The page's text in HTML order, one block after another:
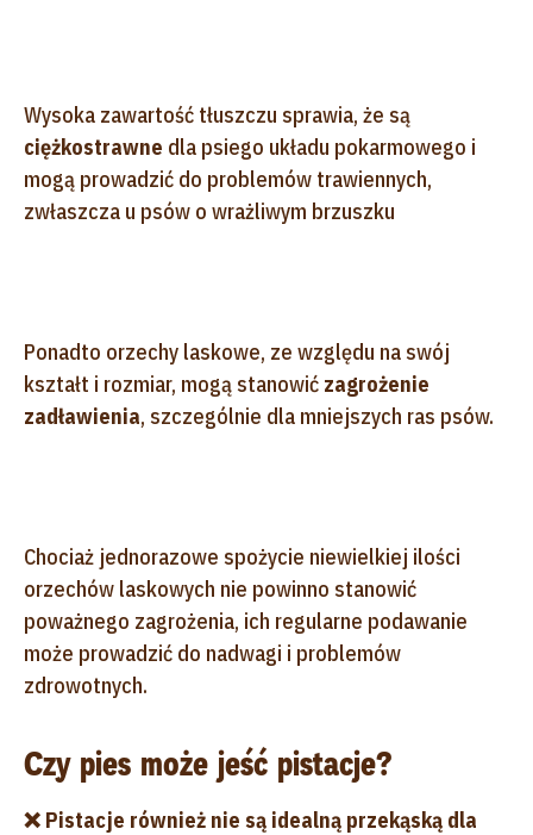
Wysoka zawartość tłuszczu sprawia, że są
ciężkostrawne dla psiego układu pokarmowego i
mogą prowadzić do problemów trawiennych,
zwłaszcza u psów o wrażliwym brzuszku
Ponadto orzechy laskowe, ze względu na swój
kształt i rozmiar, mogą stanowić zagrożenie
zadławienia, szczególnie dla mniejszych ras psów.
Chociaż jednorazowe spożycie niewielkiej ilości
orzechów laskowych nie powinno stanowić
poważnego zagrożenia, ich regularne podawanie
może prowadzić do nadwagi i problemów
zdrowotnych.
Czy pies może jeść pistacje?
❌ Pistacje również nie są idealną przekąską dla